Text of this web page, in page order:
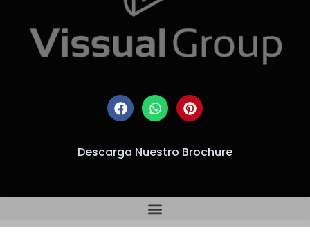
Descarga Nuestro Brochure